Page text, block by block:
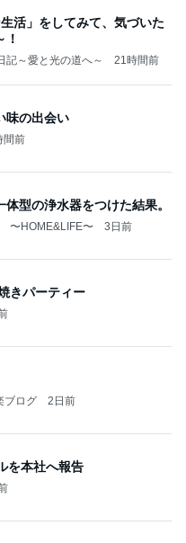
活」をしてみて、気づいた
！
記～愛と光の道へ～ 21時間前
味の出会い
間前
体型の浄水器をつけた結果。
〜HOME&LIFE〜 3日前
きパーティー
ブログ 2日前
を本社へ報告